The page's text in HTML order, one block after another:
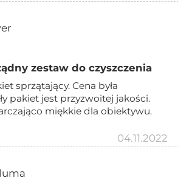
zestaw do czyszczenia
sprzątający. Cena była
pakiet jest przyzwoitej jakości.
miękkie dla obiektywu.
04.11.2022